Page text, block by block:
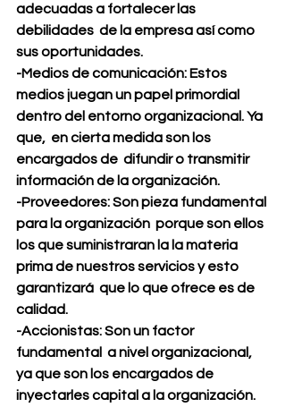
adecuadas a fortalecer las
debilidades  de la empresa así como
sus oportunidades.
-Medios de comunicación: Estos
medios juegan un papel primordial
dentro del entorno organizacional. Ya
que,  en cierta medida son los
encargados de  difundir o transmitir
información de la organización.
-Proveedores: Son pieza fundamental
para la organización  porque son ellos
los que suministraran la la materia
prima de nuestros servicios y esto
garantizará  que lo que ofrece es de
calidad.
-Accionistas: Son un factor
fundamental  a nivel organizacional,
ya que son los encargados de
inyectarles capital a la organización.